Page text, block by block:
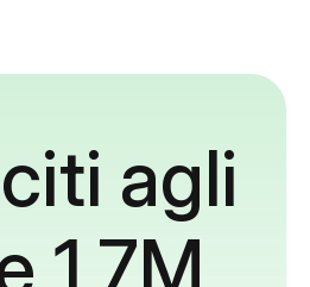
agli
1,7M